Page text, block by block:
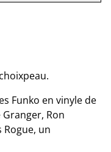
Funko en vinyle de
Ron
Rogue, un